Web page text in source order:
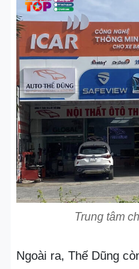
Trung tâm
Ngoài ra, Thế Dũng